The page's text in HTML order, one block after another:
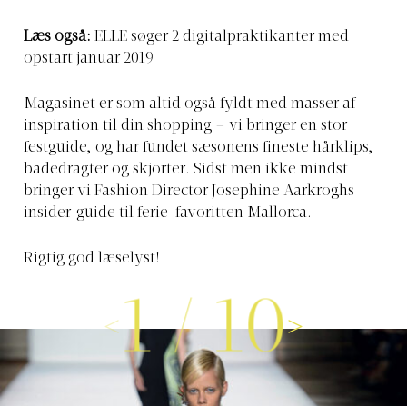
Læs også: ELLE søger 2 digitalpraktikanter med
opstart januar 2019
Magasinet er som altid også fyldt med masser af
inspiration til din shopping – vi bringer en stor
festguide, og har fundet sæsonens fineste hårklips,
badedragter og skjorter. Sidst men ikke mindst
bringer vi Fashion Director Josephine Aarkroghs
insider-guide til ferie-favoritten Mallorca.
Rigtig god læselyst!
1/10